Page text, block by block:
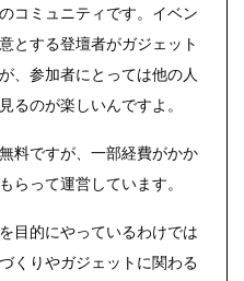
コミュニティです。イベン
とする登壇者がガジェット
、参加者にとっては他の人
るのが楽しいんですよ。
料ですが、一部経費がかか
らって運営しています。
目的にやっているわけでは
くりやガジェットに関わる